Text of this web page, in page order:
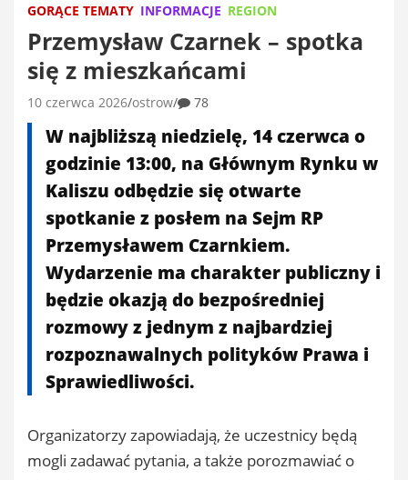
GORĄCE TEMATY INFORMACJE REGION
Przemysław Czarnek – spotka
się z mieszkańcami
10 czerwca 2026 ostrow 78
W najbliższą niedzielę, 14 czerwca o
godzinie 13:00, na Głównym Rynku w
Kaliszu odbędzie się otwarte
spotkanie z posłem na Sejm RP
Przemysławem Czarnkiem.
Wydarzenie ma charakter publiczny i
będzie okazją do bezpośredniej
rozmowy z jednym z najbardziej
rozpoznawalnych polityków Prawa i
Sprawiedliwości.
Organizatorzy zapowiadają, że uczestnicy będą
mogli zadawać pytania, a także porozmawiać o